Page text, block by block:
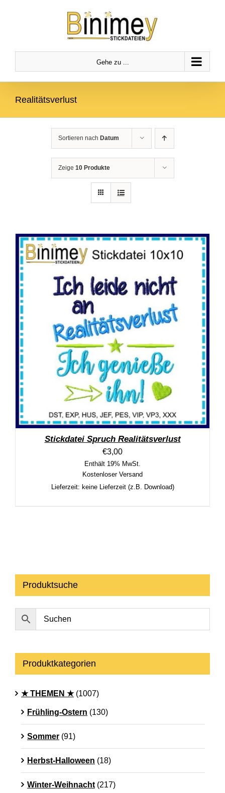
Gehe zu ...
Realitätsverlust
Sortieren nach Datum
Zeige 10 Produkte
Stickdatei Spruch Realitätsverlust
€3,00
Enthält 19% MwSt.
Kostenloser Versand
Lieferzeit: keine Lieferzeit (z.B. Download)
Produktsuche
Produktkategorien
★ THEMEN ★ (1007)
Frühling-Ostern (130)
Sommer (91)
Herbst-Halloween (18)
Winter-Weihnacht (217)